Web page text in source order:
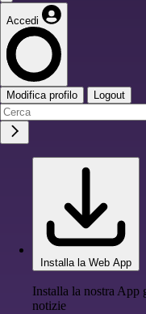
Accedi
Modifica profilo Logout
Installa la Web App
Installa la nostra App
notizie